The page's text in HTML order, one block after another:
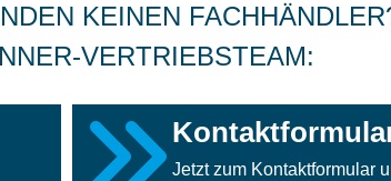
KEINEN
VERTRIEBSTEAM:
Jetzt zum Kontaktformular